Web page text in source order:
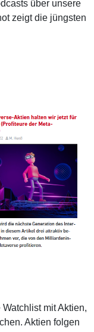
über unsere
zeigt die jüngsten
mit Aktien,
Aktien folgen